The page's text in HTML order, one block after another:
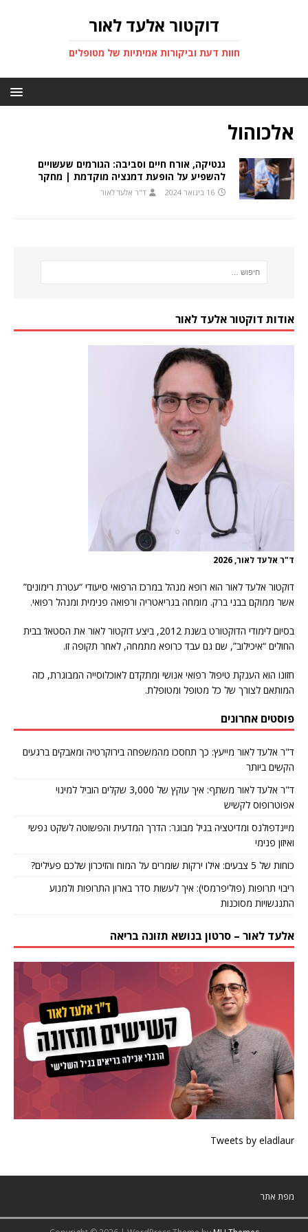
דוקטור אלעד לאור
חוות דעת וביקורות אמיתיות של מטופלים
אלכוהול
גנטיקה, אורח חיים וסביבה: הגורמים שעשויים
להשפיע על הופעת דמנציה מוקדמת | מחקר
16 בינואר 2024 ד"ר אלעד לאור
אודות דוקטור אלעד לאור
ד"ר אלעד לאור, 2026
דוקטור אלעד לאור הוא רופא מנהל במרכז הרפואי סיעודי “עטרת רימונים”
אשר ממוקם בבני ברק. מומחה בגריאטריה ורפואה פנימית ומנהל רפואי.
בסיום לימודי הדוקטורט בשנת 2012, ביצע דוקטור לאור את הסטאז’ בבית
החולים “איכילוב”, שם גם עבד כרופא מתמחה, לאחר תקופה זו.
חזונו הוא הענקת טיפול רפואי אנושי ומתקדם לאוכלוסייה המבוגרת, כזה
המותאם לצורך של כל מטופל ומטופלת.
פוסטים אחרונים
ד"ר אלעד לאור מייעץ: כך תחסכו מהמשפחה בירוקרטיה ומאבקים ברגעים
הקשים ביותר
ד"ר אלעד לאור משתף: איך עוקץ של 3,000 שקלים הוביל למינוי
אפוטרופוס לקשיש
מיינדפולנס ומדיטציה בגיל מבוגר: הדרך המדעית והפשוטה לשקט נפשי
ואיזון פנימי
כוחות של 5 צבעים: אילו ירקות שומרים על המוח והזיכרון שלכם פעילים?
ריבוי תרופות (פוליפרמסי): איך לעשות סדר בארון התרופות ולמנוע
התנגשויות מסוכנות
אלעד לאור – סרטון בנושא תזונה בריאה
Tweets by eladlaur
מפת אתר